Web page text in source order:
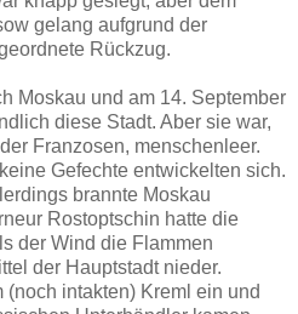
gelang aufgrund der
Rückzug.
Moskau und am 14. September
diese Stadt. Aber sie war,
Franzosen, menschenleer.
Gefechte entwickelten sich.
brannte Moskau
Rostoptschin hatte die
der Wind die Flammen
der Hauptstadt nieder.
intakten) Kreml ein und